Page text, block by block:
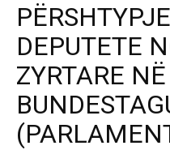
DEPUTETE
ZYRTARE NË